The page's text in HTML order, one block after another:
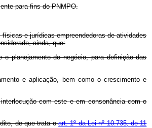
para fins do PNMPO.
e jurídicas empreendedoras de atividades
ainda, que:
planejamento do negócio, para definição das
e aplicação, bem como o crescimento e
com este e em consonância com o
de que trata oart. 1º da Lei nº 10.735, de 11